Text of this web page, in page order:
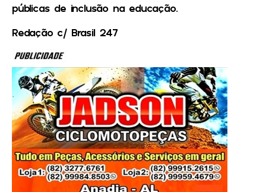
públicas de inclusão na educação.
Redação c/ Brasil 247